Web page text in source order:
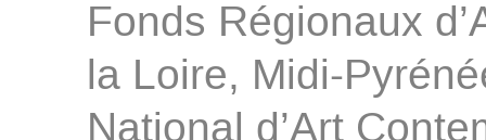
Fonds Régionaux
la Loire, Midi-